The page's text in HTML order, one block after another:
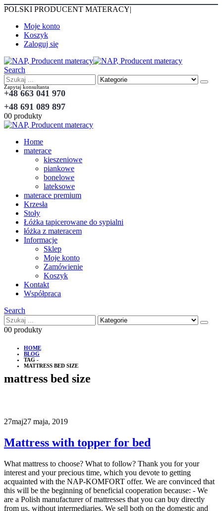
POLSKI PRODUCENT MATERACY|
Moje konto
Koszyk
Zaloguj się
Search
Zapytaj konsultanta
+48 663 041 970
+48 691 089 897
00 produkty
Home
materace
kieszeniowe
piankowe
bonelowe
lateksowe
materace premium
Krzesła
Stoły
Łóżka tapicerowane do sypialni
łóżka z materacem
Informacje
Sklep
Moje konto
Zamówienie
Koszyk
Kontakt
Współpraca
Search
00 produkty
HOME
BLOG
TAG -
MATTRESS BED SIZE
mattress bed size
27maj27 maja, 2019
Mattress with topper for bed
What mattress to choose? What to follow? Thank you for your
interest and your precious time, which you devote to getting
acquainted with the NAP-KOMFORT offer. We are convinced that
this will be the beginning of beneficial cooperation because: - We
are a Polish manufacturer of mattresses that you can buy directly
from us, without intermediaries. We sell both on the domestic and